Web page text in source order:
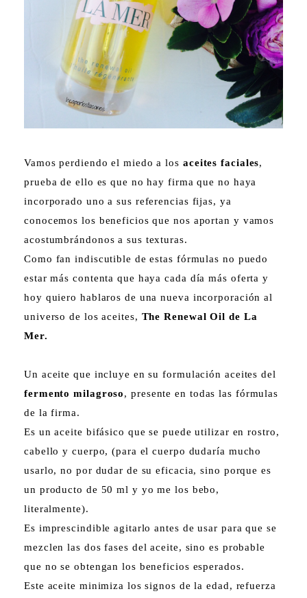
Vamos perdiendo el miedo a los aceites faciales,
prueba de ello es que no hay firma que no haya
incorporado uno a sus referencias fijas, ya
conocemos los beneficios que nos aportan y vamos
acostumbrándonos a sus texturas.
Como fan indiscutible de estas fórmulas no puedo
estar más contenta que haya cada día más oferta y
hoy quiero hablaros de una nueva incorporación al
universo de los aceites, The Renewal Oil de La
Mer.
Un aceite que incluye en su formulación aceites del
fermento milagroso, presente en todas las fórmulas
de la firma.
Es un aceite bifásico que se puede utilizar en rostro,
cabello y cuerpo, (para el cuerpo dudaría mucho
usarlo, no por dudar de su eficacia, sino porque es
un producto de 50 ml y yo me los bebo,
literalmente).
Es imprescindible agitarlo antes de usar para que se
mezclen las dos fases del aceite, sino es probable
que no se obtengan los beneficios esperados.
Este aceite minimiza los signos de la edad, refuerza